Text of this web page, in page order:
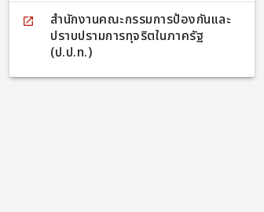
สำนักงานคณะกรรมการป้องกันและ
ปราบปรามการทุจริตในภาครัฐ
(ป.ป.ท.)